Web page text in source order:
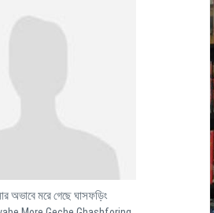
অভাবে মরে গেছে ঘাসফড়িং